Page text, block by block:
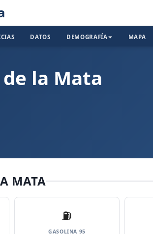
DATOS DEMOGRAFÍA MAPA
la Mata
MATA
⛽️
GASOLINA 95